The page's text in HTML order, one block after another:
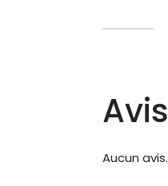
Avis
Aucun avis.